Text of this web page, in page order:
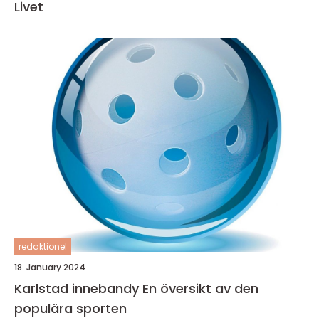
Livet
redaktionel
18. January 2024
Karlstad innebandy En översikt av den
populära sporten